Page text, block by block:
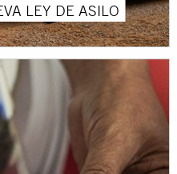
LEY DE ASILO